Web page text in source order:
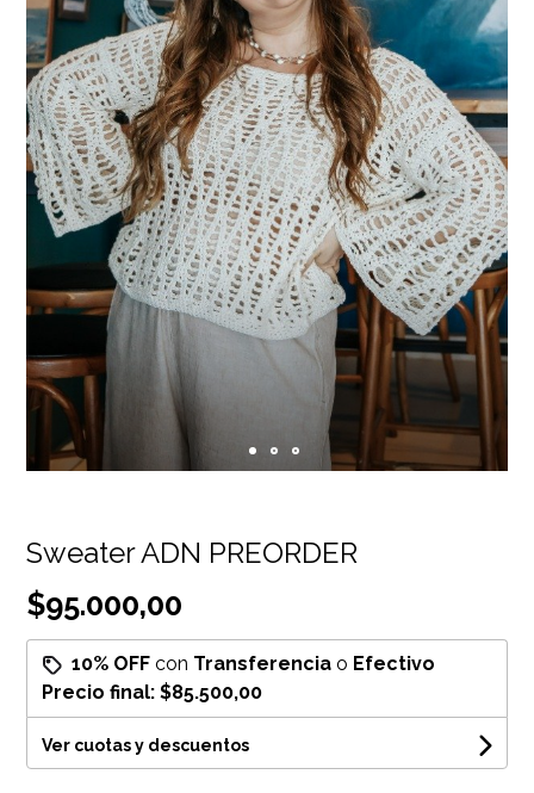
Sweater ADN PREORDER
$95.000,00
10% OFF con Transferencia o Efectivo
Precio final:$85.500,00
Ver cuotas y descuentos